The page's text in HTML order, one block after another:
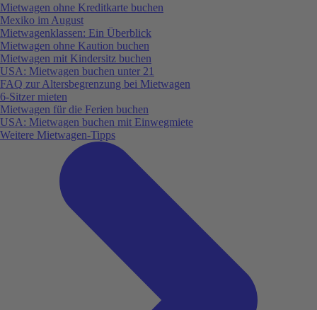
Mietwagen ohne Kreditkarte buchen
Mexiko im August
Mietwagenklassen: Ein Überblick
Mietwagen ohne Kaution buchen
Mietwagen mit Kindersitz buchen
USA: Mietwagen buchen unter 21
FAQ zur Altersbegrenzung bei Mietwagen
6-Sitzer mieten
Mietwagen für die Ferien buchen
USA: Mietwagen buchen mit Einwegmiete
Weitere Mietwagen-Tipps